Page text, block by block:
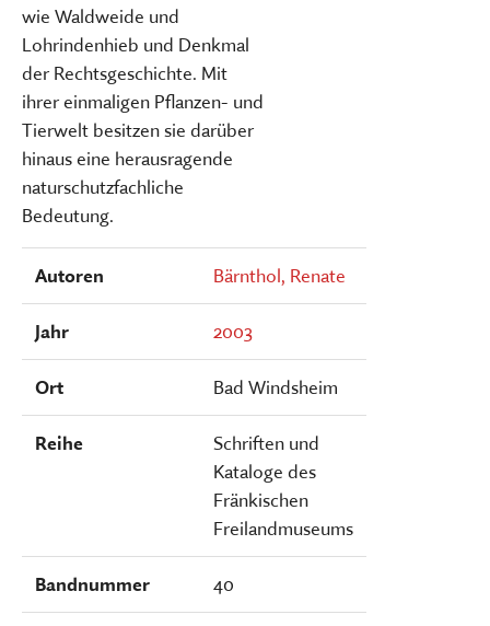
wie Waldweide und
Lohrindenhieb und Denkmal
der Rechtsgeschichte. Mit
ihrer einmaligen Pflanzen- und
Tierwelt besitzen sie darüber
hinaus eine herausragende
naturschutzfachliche
Bedeutung.
Autoren Bärnthol, Renate
Jahr 2003
Ort Bad Windsheim
Reihe
Schriften und
Kataloge des
Fränkischen
Freilandmuseums
Bandnummer 40